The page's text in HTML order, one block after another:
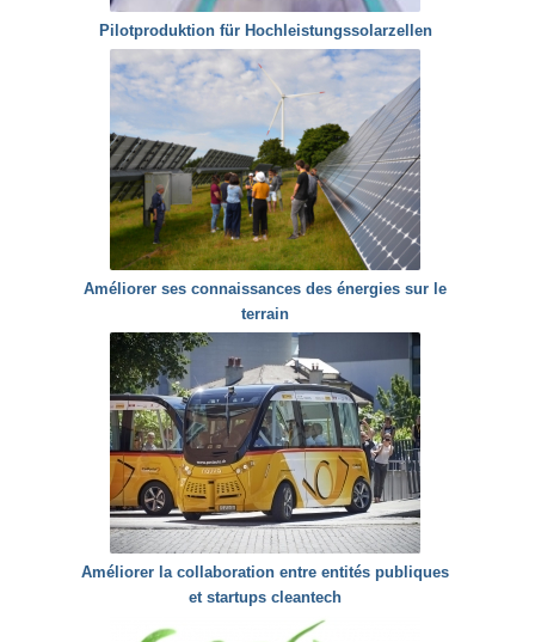
Pilotproduktion für Hochleistungssolarzellen
Améliorer ses connaissances des énergies sur le
terrain
Améliorer la collaboration entre entités publiques
et startups cleantech